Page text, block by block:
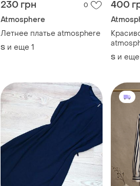
230 грн 0
Atmosphere
Летнее платье atmosphere
S и еще 1
400
S и еще